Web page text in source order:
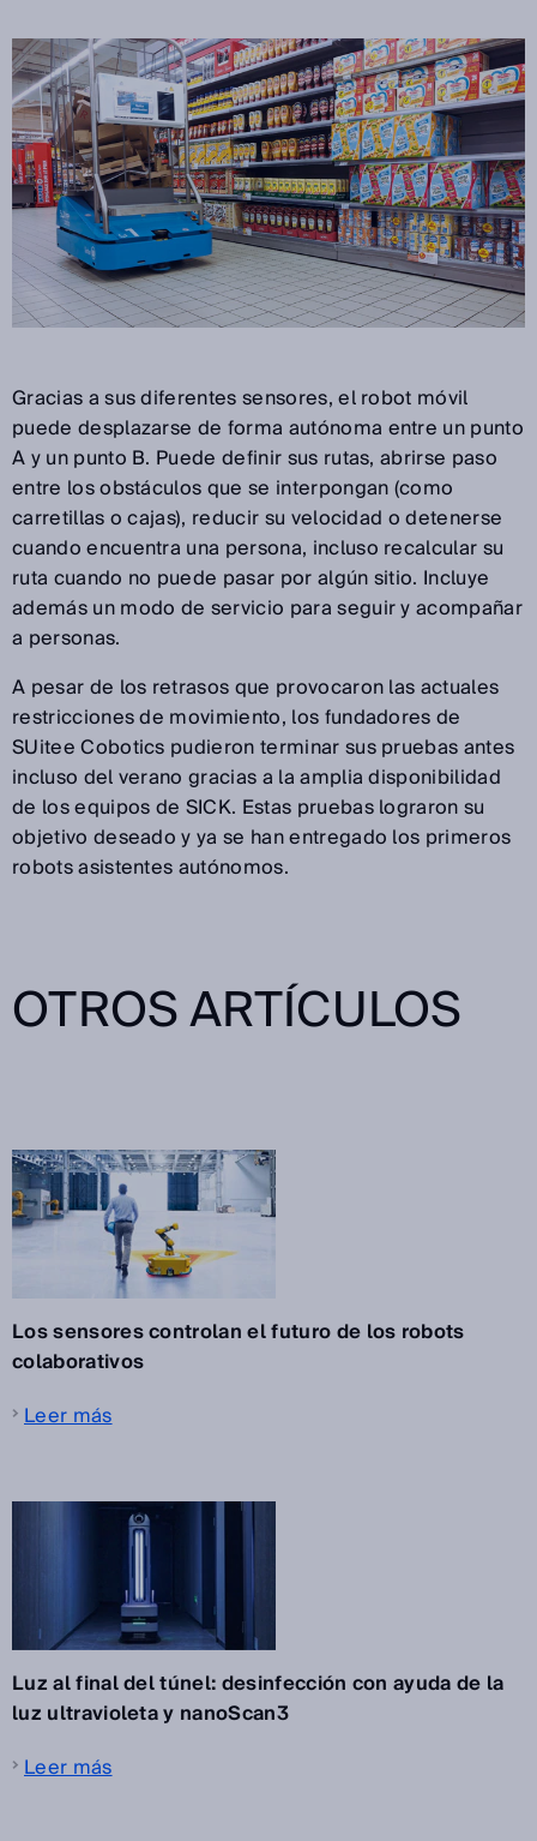
Gracias a sus diferentes sensores, el robot móvil
puede desplazarse de forma autónoma entre un punto
A y un punto B. Puede definir sus rutas, abrirse paso
entre los obstáculos que se interpongan (como
carretillas o cajas), reducir su velocidad o detenerse
cuando encuentra una persona, incluso recalcular su
ruta cuando no puede pasar por algún sitio. Incluye
además un modo de servicio para seguir y acompañar
a personas.
A pesar de los retrasos que provocaron las actuales
restricciones de movimiento, los fundadores de
SUitee Cobotics pudieron terminar sus pruebas antes
incluso del verano gracias a la amplia disponibilidad
de los equipos de SICK. Estas pruebas lograron su
objetivo deseado y ya se han entregado los primeros
robots asistentes autónomos.
OTROS ARTÍCULOS
Los sensores controlan el futuro de los robots
colaborativos
Leer más
Luz al final del túnel: desinfección con ayuda de la
luz ultravioleta y nanoScan3
Leer más